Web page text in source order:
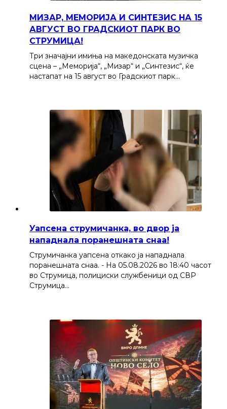
МИЗАР, МЕМОРИЈА И СИНТЕЗИС НА 15
АВГУСТ ВО ГРАДСКИОТ ПАРК ВО
СТРУМИЦА!
Три значајни имиња на македонската музичка
сцена – „Меморија“, „Мизар“ и „Синтезис“, ќе
настапат на 15 август во Градскиот парк…
Уапсена струмичанка, во двор ја
нападнала поранешната снаа!
Струмичанка уапсена откако ја нападнала
поранешната снаа. - На 05.08.2026 во 18:40 часот
во Струмица, полициски службеници од СВР
Струмица…